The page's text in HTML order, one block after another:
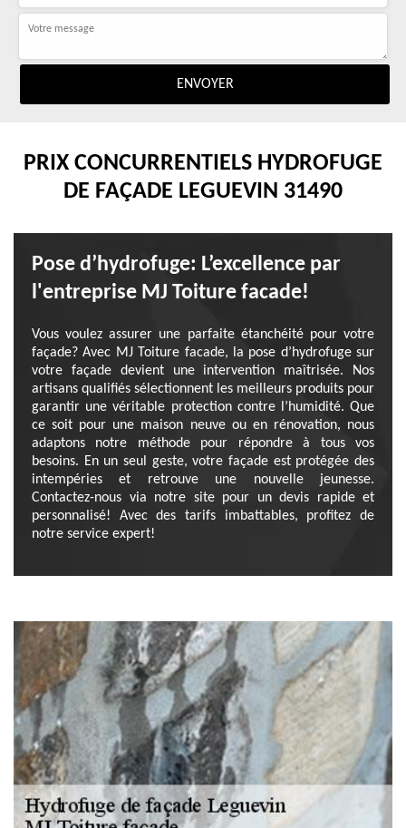
PRIX CONCURRENTIELS HYDROFUGE
DE FAÇADE LEGUEVIN 31490
Pose d’hydrofuge: L’excellence par
l'entreprise MJ Toiture facade!
Vous voulez assurer une parfaite étanchéité pour votre
façade? Avec MJ Toiture facade, la pose d’hydrofuge sur
votre façade devient une intervention maîtrisée. Nos
artisans qualifiés sélectionnent les meilleurs produits pour
garantir une véritable protection contre l’humidité. Que
ce soit pour une maison neuve ou en rénovation, nous
adaptons notre méthode pour répondre à tous vos
besoins. En un seul geste, votre façade est protégée des
intempéries et retrouve une nouvelle jeunesse.
Contactez-nous via notre site pour un devis rapide et
personnalisé! Avec des tarifs imbattables, profitez de
notre service expert!